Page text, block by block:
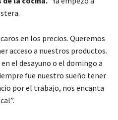
en los precios. Queremos
acceso a nuestros productos.
el desayuno o el domingo a
fue nuestro sueño tener
por el trabajo, nos encanta